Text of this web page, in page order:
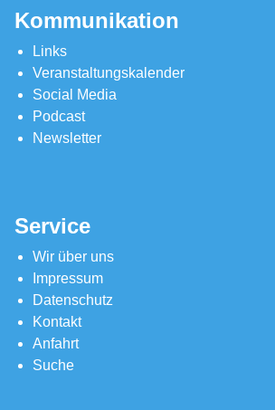
Kommunikation
Links
Veranstaltungskalender
Social Media
Podcast
Newsletter
Service
Wir über uns
Impressum
Datenschutz
Kontakt
Anfahrt
Suche